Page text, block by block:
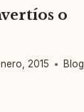
o
2015 Blog